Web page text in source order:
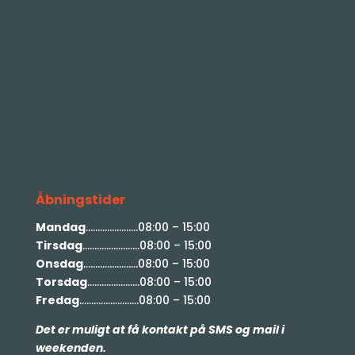
Åbningstider
Mandag………………….08:00 – 15:00
Tirsdag……………………08:00 – 15:00
Onsdag…………………..08:00 – 15:00
Torsdag………………….08:00 – 15:00
Fredag…………………….08:00 – 15:00
Det er muligt at få kontakt på SMS og mail i
weekenden.